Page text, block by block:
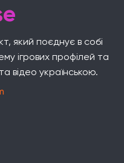
який поєднує в собі
ігрових профілей та
та відео українською.